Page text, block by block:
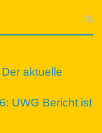
aktuelle
UWG Bericht ist